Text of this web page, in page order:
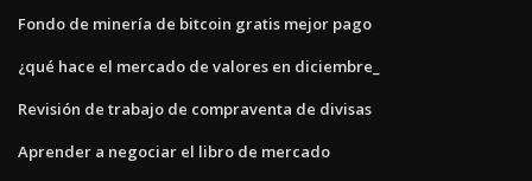
Fondo de minería de bitcoin gratis mejor pago
¿qué hace el mercado de valores en diciembre_
Revisión de trabajo de compraventa de divisas
Aprender a negociar el libro de mercado